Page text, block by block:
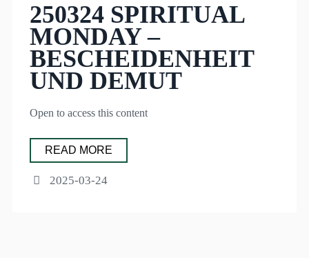
250324 SPIRITUAL
MONDAY –
BESCHEIDENHEIT
UND DEMUT
Open to access this content
READ MORE
2025-03-24